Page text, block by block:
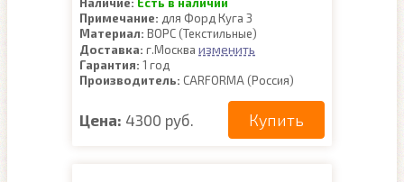
Примечание: для Форд Куга 3
Материал: ВОРС (Текстильные)
Доставка: г.Москва изменить
Гарантия: 1 год
Производитель: CARFORMA (Россия)
Цена: 4300 руб. Купить